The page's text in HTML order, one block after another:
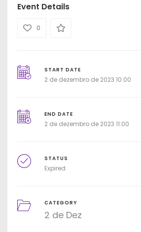
Event Details
0
START DATE
2 de dezembro de 2023 10:00
END DATE
2 de dezembro de 2023 11:00
STATUS
Expired
CATEGORY
2 de Dez